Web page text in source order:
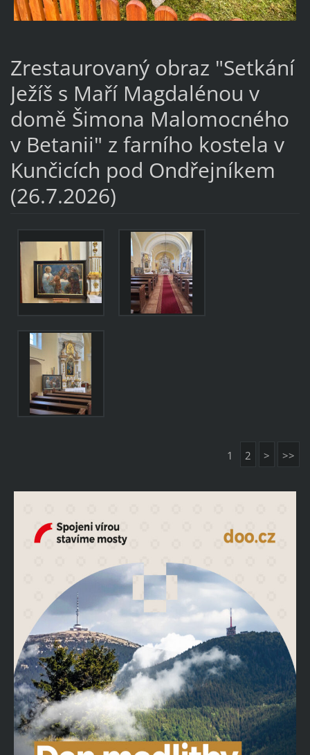
Zrestaurovaný obraz "Setkání
Ježíš s Maří Magdalénou v
domě Šimona Malomocného
v Betanii" z farního kostela v
Kunčicích pod Ondřejníkem
(26.7.2026)
1 2 > >>